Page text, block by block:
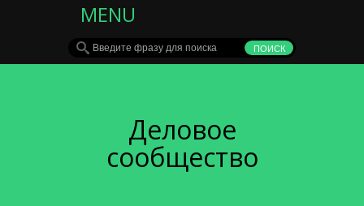
MENU
Деловое
сообщество